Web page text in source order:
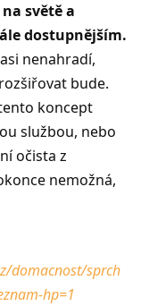
světě a
dostupnějším.
nenahradí,
bude.
koncept
službou, nebo
očista z
nemožná,
domacnost/sprch
hp=1